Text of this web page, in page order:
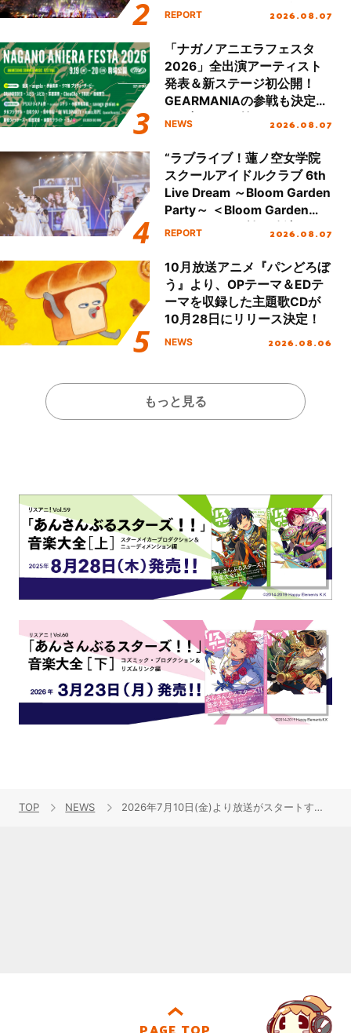
Party Stage／埼玉公演＞”
REPORT 2026.08.07
「ナガノアニエラフェスタ
2026」全出演アーティスト
発表＆新ステージ初公開！
GEARMANIAの参戦も決定
し、初となる第3ステージの
NEWS 2026.08.07
“ラブライブ！蓮ノ空女学院
スクールアイドルクラブ 6th
Live Dream ～Bloom Garden
Party～ ＜Bloom Garden
Party Stage／埼玉公演＞”
REPORT 2026.08.07
10月放送アニメ『パンどろぼ
う』より、OPテーマ＆EDテ
ーマを収録した主題歌CDが
10月28日にリリース決定！
NEWS 2026.08.06
もっと見る
TOP NEWS 2026年7月10日(金)より放送がスタートするTVアニメ『領民0人の辺境領主様』EDテーマに、花耶が歌う「星降る夜の約束」が決定！